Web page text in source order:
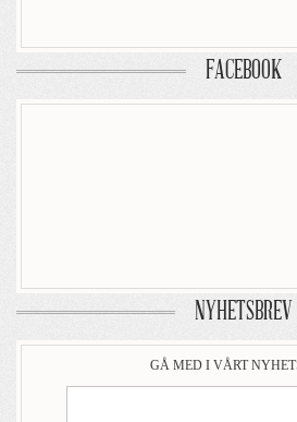
FACEBOOK
NYHETSBREV
GÅ MED I VÅRT